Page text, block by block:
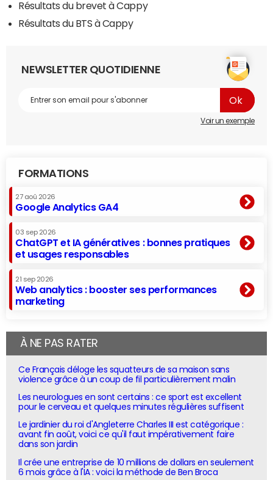
Résultats du brevet à Cappy
Résultats du BTS à Cappy
NEWSLETTER QUOTIDIENNE
Voir un exemple
FORMATIONS
27 aoû 2026
Google Analytics GA4
03 sep 2026
ChatGPT et IA génératives : bonnes pratiques
et usages responsables
21 sep 2026
Web analytics : booster ses performances
marketing
À NE PAS RATER
Ce Français déloge les squatteurs de sa maison sans
violence grâce à un coup de fil particulièrement malin
Les neurologues en sont certains : ce sport est excellent
pour le cerveau et quelques minutes régulières suffisent
Le jardinier du roi d'Angleterre Charles III est catégorique :
avant fin août, voici ce qu'il faut impérativement faire
dans son jardin
Il crée une entreprise de 10 millions de dollars en seulement
6 mois grâce à l'IA : voici la méthode de Ben Broca